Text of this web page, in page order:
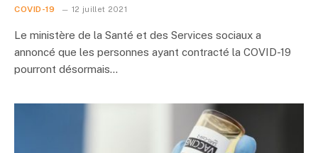
COVID-19 12 juillet 2021
Le ministère de la Santé et des Services sociaux a
annoncé que les personnes ayant contracté la COVID-19
pourront désormais…